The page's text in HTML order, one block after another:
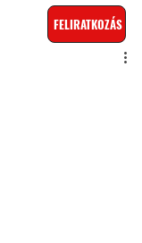
FELIRATKOZÁS